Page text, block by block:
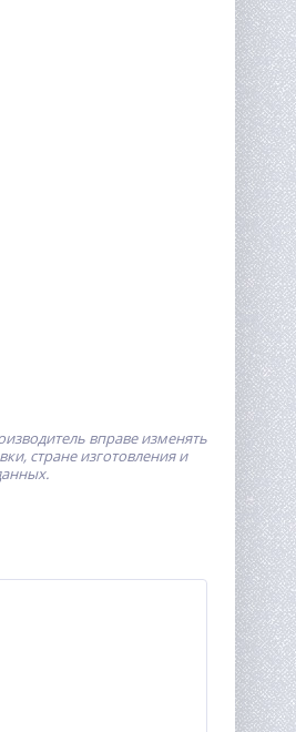
вправе изменять
стране изготовления и